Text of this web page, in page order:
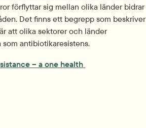
förflyttar sig mellan olika länder bidrar
Det finns ett begrepp som beskriver
att olika sektorer och länder
antibiotikaresistens.
– a one health